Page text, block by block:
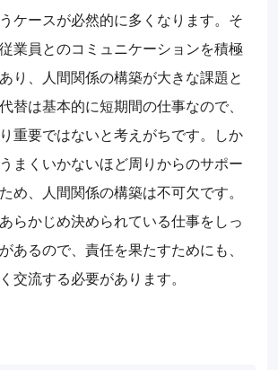
ケースが必然的に多くなります。そ
業員とのコミュニケーションを積極
り、人間関係の構築が大きな課題と
替は基本的に短期間の仕事なので、
重要ではないと考えがちです。しか
まくいかないほど周りからのサポー
め、人間関係の構築は不可欠です。
らかじめ決められている仕事をしっ
あるので、責任を果たすためにも、
交流する必要があります。